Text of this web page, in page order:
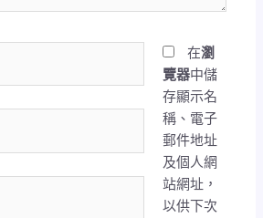
在瀏
覽器中儲
存顯示名
稱、電子
郵件地址
及個人網
站網址，
以供下次